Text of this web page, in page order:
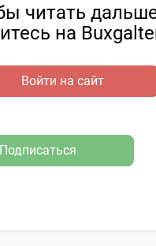
читать
на
Войти на сайт
Подписаться